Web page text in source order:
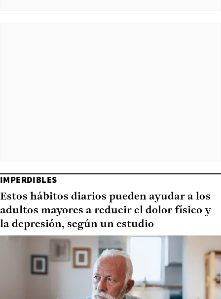
IMPERDIBLES
Estos hábitos diarios pueden ayudar a los
adultos mayores a reducir el dolor físico y
la depresión, según un estudio